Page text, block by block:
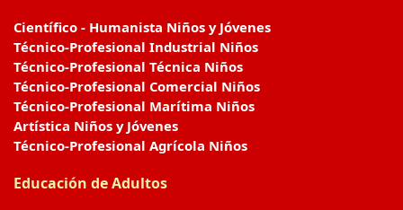
Científico - Humanista Niños y Jóvenes
Técnico-Profesional Industrial Niños
Técnico-Profesional Técnica Niños
Técnico-Profesional Comercial Niños
Técnico-Profesional Marítima Niños
Artística Niños y Jóvenes
Técnico-Profesional Agrícola Niños
Educación de Adultos